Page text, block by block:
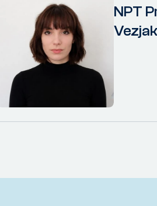
NPT